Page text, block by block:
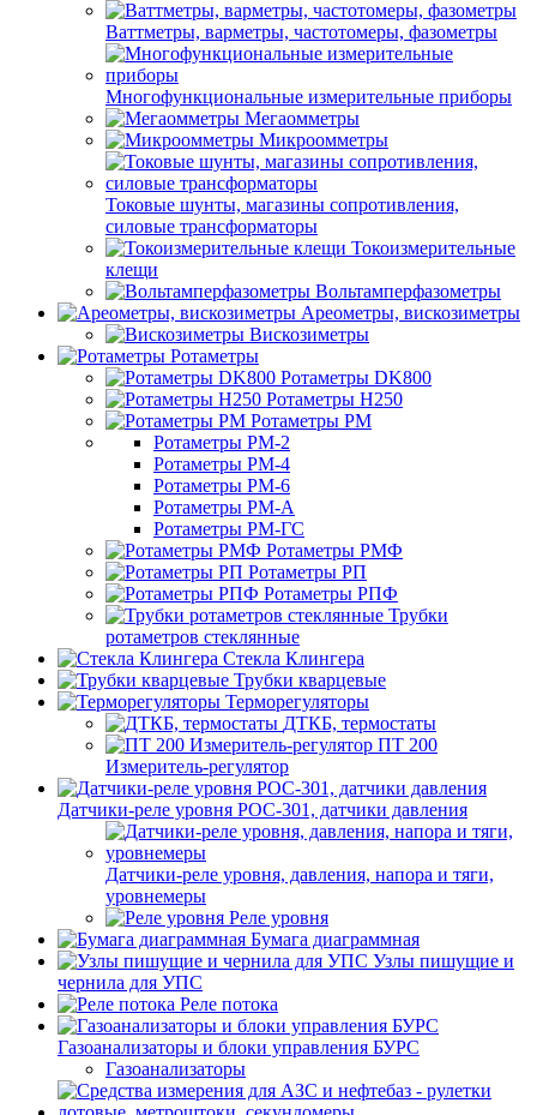
Ваттметры, варметры, частотомеры, фазометры
Многофункциональные измерительные приборы
Мегаомметры
Микроомметры
Токовые шунты, магазины сопротивления,
силовые трансформаторы
Токоизмерительные
клещи
Вольтамперфазометры
Ареометры, вискозиметры
Вискозиметры
Ротаметры
Ротаметры DK800
Ротаметры H250
Ротаметры РМ
Ротаметры РМ-2
Ротаметры РМ-4
Ротаметры РМ-6
Ротаметры РМ-А
Ротаметры РМ-ГС
Ротаметры РМФ
Ротаметры РП
Ротаметры РПФ
Трубки
ротаметров стеклянные
Стекла Клингера
Трубки кварцевые
Терморегуляторы
ДТКБ, термостаты
ПТ 200
Измеритель-регулятор
Датчики-реле уровня РОС-301, датчики давления
Датчики-реле уровня, давления, напора и тяги,
уровнемеры
Реле уровня
Бумага диаграммная
Узлы пишущие и
чернила для УПС
Реле потока
Газоанализаторы и блоки управления БУРС
Газоанализаторы